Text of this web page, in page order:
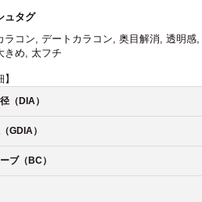
ュタグ
ラコン, デートカラコン, 奥目解消, 透明感,
きめ, 太フチ
（DIA）
GDIA）
ブ（BC）